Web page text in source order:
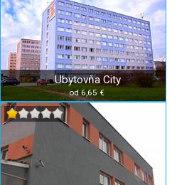
Ubytovňa City
od 6,65 €